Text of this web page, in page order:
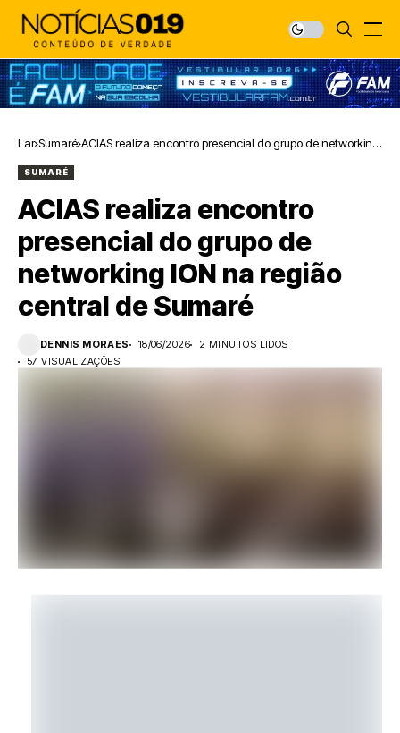
Lar Sumaré ACIAS realiza encontro presencial do grupo de networking
SUMARÉ
ACIAS realiza encontro
presencial do grupo de
networking ION na região
central de Sumaré
DENNIS MORAES 18/06/2026
2 MINUTOS LIDOS
57 VISUALIZAÇÕES